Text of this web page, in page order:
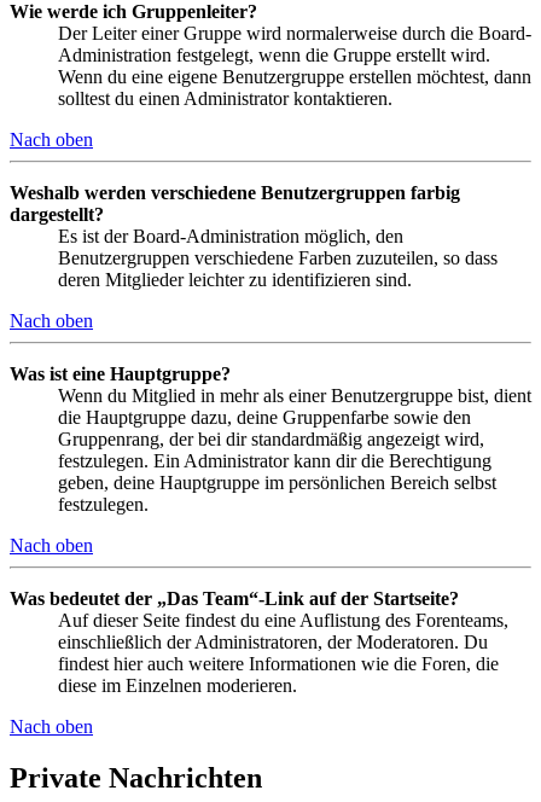
Wie werde ich Gruppenleiter?
Der Leiter einer Gruppe wird normalerweise durch die Board-
Administration festgelegt, wenn die Gruppe erstellt wird.
Wenn du eine eigene Benutzergruppe erstellen möchtest, dann
solltest du einen Administrator kontaktieren.
Nach oben
Weshalb werden verschiedene Benutzergruppen farbig
dargestellt?
Es ist der Board-Administration möglich, den
Benutzergruppen verschiedene Farben zuzuteilen, so dass
deren Mitglieder leichter zu identifizieren sind.
Nach oben
Was ist eine Hauptgruppe?
Wenn du Mitglied in mehr als einer Benutzergruppe bist, dient
die Hauptgruppe dazu, deine Gruppenfarbe sowie den
Gruppenrang, der bei dir standardmäßig angezeigt wird,
festzulegen. Ein Administrator kann dir die Berechtigung
geben, deine Hauptgruppe im persönlichen Bereich selbst
festzulegen.
Nach oben
Was bedeutet der „Das Team“-Link auf der Startseite?
Auf dieser Seite findest du eine Auflistung des Forenteams,
einschließlich der Administratoren, der Moderatoren. Du
findest hier auch weitere Informationen wie die Foren, die
diese im Einzelnen moderieren.
Nach oben
Private Nachrichten